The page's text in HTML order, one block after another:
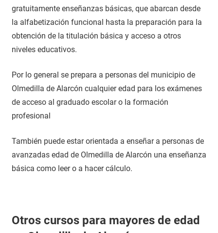
gratuitamente enseñanzas básicas, que abarcan desde
la alfabetización funcional hasta la preparación para la
obtención de la titulación básica y acceso a otros
niveles educativos.
Por lo general se prepara a personas del municipio de
Olmedilla de Alarcón cualquier edad para los exámenes
de acceso al graduado escolar o la formación
profesional
También puede estar orientada a enseñar a personas de
avanzadas edad de Olmedilla de Alarcón una enseñanza
básica como leer o a hacer cálculo.
Otros cursos para mayores de edad